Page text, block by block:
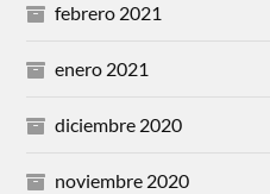
febrero 2021
enero 2021
diciembre 2020
noviembre 2020